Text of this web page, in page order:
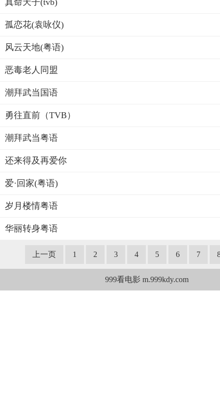
真命天子(tvb)
孤恋花(袁咏仪)
风云天地(粤语)
恶毒老人同盟
潮拜武当国语
勇往直前（TVB）
潮拜武当粤语
还来得及再爱你
爱·回家(粤语)
岁月楼情粤语
华丽转身粤语
上一页 1 2 3 4 5 6 7
999看电影 m.999kdy.com